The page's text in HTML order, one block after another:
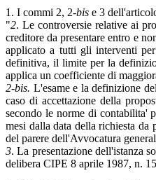
1. I commi 2, 2-bis e 3
"2. Le controversie relative ai
creditore da presentare entro e
applicato a tutti gli interventi
definitiva, il limite per la
applica un coefficiente di
2-bis. L'esame e la definizione
caso di accettazione della
secondo le norme di contabilita'
mesi dalla data della richiesta
del parere dell'Avvocatura
3. La presentazione dell'istanza
delibera CIPE 8 aprile 1987, n.